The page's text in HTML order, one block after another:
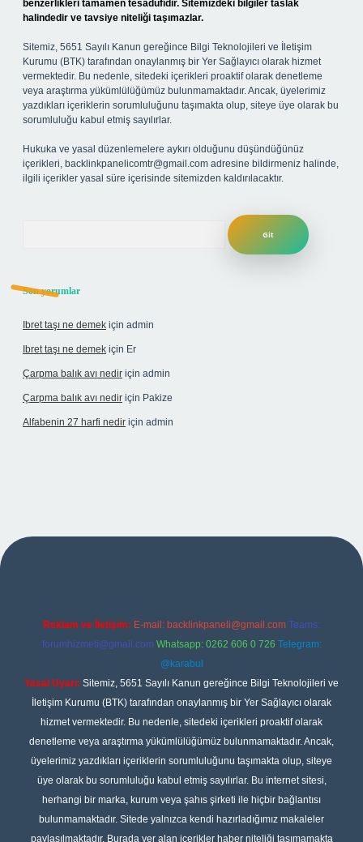
benzerlikleri tamamen tesadüfidir. Sitemizdeki bilgiler taslak
halindedir ve tavsiye niteliği taşımazlar.
Sitemiz, 5651 Sayılı Kanun gereğince Bilgi Teknolojileri ve İletişim
Kurumu (BTK) tarafından onaylanmış bir Yer Sağlayıcı olarak hizmet
vermektedir. Bu nedenle, sitedeki içerikleri proaktif olarak denetleme
veya araştırma yükümlülüğümüz bulunmamaktadır. Ancak, üyelerimiz
yazdıkları içeriklerin sorumluluğunu taşımakta olup, siteye üye olarak bu
sorumluluğu kabul etmiş sayılırlar.
Hukuka ve yasal düzenlemelere aykırı olduğunu düşündüğünüz
içerikleri, backlinkpanelicomtr@gmail.com adresine bildirmeniz halinde,
ilgili içerikler yasal süre içerisinde sitemizden kaldırılacaktır.
Son yorumlar
Ibret taşı ne demek için admin
Ibret taşı ne demek için Er
Çarpma balık avı nedir için admin
Çarpma balık avı nedir için Pakize
Alfabenin 27 harfi nedir için admin
Reklam ve İletişim: E-mail: backlinkpaneli@gmail.com Teams:
forumhizmeti@gmail.com Whatsapp: 0262 606 0 726 Telegram:
@karabul
Yasal Uyarı: Sitemiz, 5651 Sayılı Kanun gereğince Bilgi Teknolojileri ve
İletişim Kurumu (BTK) tarafından onaylanmış bir Yer Sağlayıcı olarak
hizmet vermektedir. Bu nedenle, sitedeki içerikleri proaktif olarak
denetleme veya araştırma yükümlülüğümüz bulunmamaktadır. Ancak,
üyelerimiz yazdıkları içeriklerin sorumluluğunu taşımakta olup, siteye
üye olarak bu sorumluluğu kabul etmiş sayılırlar. Bu internet sitesi,
herhangi bir marka, kurum veya şahıs şirketi ile hiçbir bağlantısı
bulunmamaktadır. Sitede yalnızca kendi hazırladığımız makaleler
paylaşılmaktadır. Burada yer alan içerikler haber niteliği taşımamakta